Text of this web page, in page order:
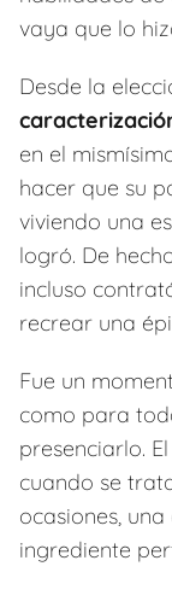
vaya que lo
Desde la
en el
hacer que su
viviendo una
logró. De
incluso
recrear una
Fue un
como para
presenciarlo.
cuando se
ocasiones, una
ingrediente